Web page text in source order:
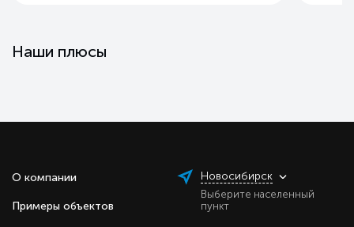
Наши плюсы
О компании
Примеры объектов
Новосибирск
Выберите населенный
пункт